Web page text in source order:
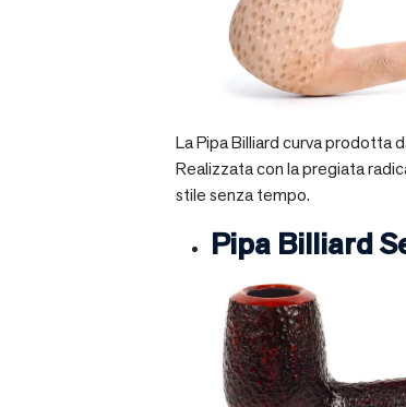
La Pipa Billiard curva prodotta
Realizzata con la pregiata
stile senza tempo.
Pipa Billiard